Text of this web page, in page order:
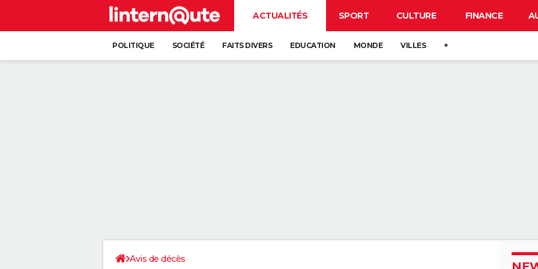
ACTUALITÉS SPORT CULTURE FINANCE
POLITIQUE SOCIÉTÉ FAITS DIVERS EDUCATION MONDE VILLES +
Avis de décès